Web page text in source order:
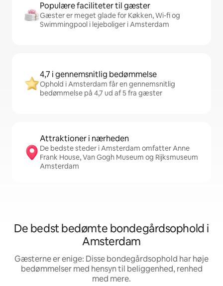
Populære faciliteter til gæster
Gæster er meget glade for Køkken, Wi-fi og
Swimmingpool i lejeboliger i Amsterdam
4,7 i gennemsnitlig bedømmelse
Ophold i Amsterdam får en gennemsnitlig
bedømmelse på 4,7 ud af 5 fra gæster
Attraktioner i nærheden
De bedste steder i Amsterdam omfatter Anne
Frank House, Van Gogh Museum og Rijksmuseum
Amsterdam
De bedst bedømte bondegårdsophold i
Amsterdam
Gæsterne er enige: Disse bondegårdsophold har høje
bedømmelser med hensyn til beliggenhed, renhed
med mere.